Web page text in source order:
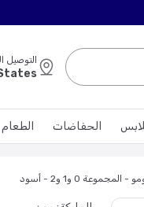
التوصيل
الطعام الحفاضات
0 و1 و2 - أسود